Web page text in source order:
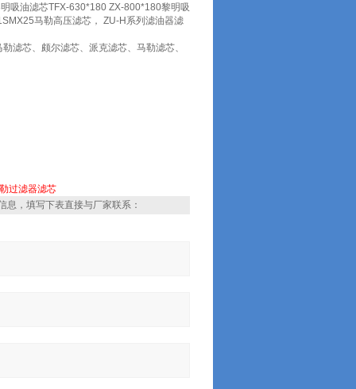
吸油滤芯TFX-630*180 ZX-800*180黎明吸
马勒高压滤芯， ZU-H系列滤油器滤
滤芯、颇尔滤芯、派克滤芯、马勒滤芯、
过滤器滤芯
息，填写下表直接与厂家联系：